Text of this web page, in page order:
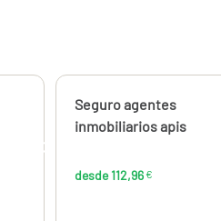
€
Calcúlalo ahora
Seguro agentes
inmobiliarios apis
desde 112,96 €